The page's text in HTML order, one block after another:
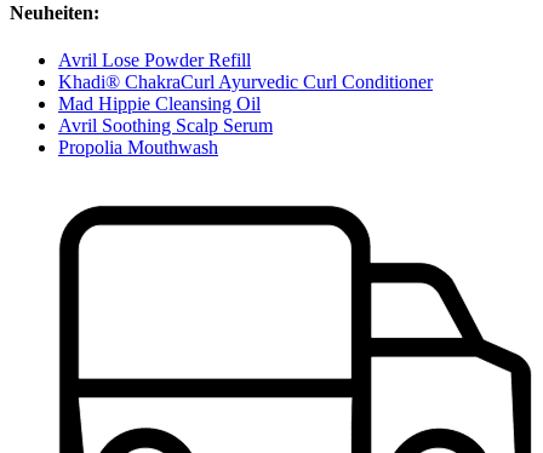
Neuheiten:
Avril Lose Powder Refill
Khadi® ChakraCurl Ayurvedic Curl Conditioner
Mad Hippie Cleansing Oil
Avril Soothing Scalp Serum
Propolia Mouthwash